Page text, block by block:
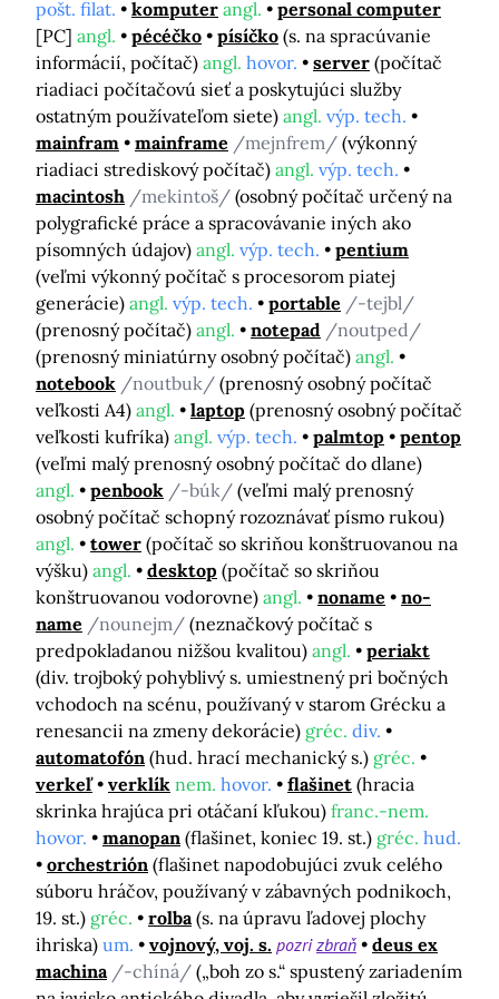
pošt. filat.
komputer angl.
personal computer
[PC] angl. pécéčko písíčko (s. na spracúvanie
informácií, počítač) angl. hovor. server (počítač
riadiaci počítačovú sieť a poskytujúci služby
ostatným používateľom siete) angl. výp. tech.
mainfram
mainframe /mejnfrem/ (výkonný
riadiaci strediskový počítač) angl. výp. tech.
macintosh /mekintoš/ (osobný počítač určený na
polygrafické práce a spracovávanie iných ako
písomných údajov) angl. výp. tech.
pentium
(veľmi výkonný počítač s procesorom piatej
generácie) angl. výp. tech. portable /-tejbl/
(prenosný počítač) angl. notepad /noutped/
(prenosný miniatúrny osobný počítač) angl.
notebook /noutbuk/ (prenosný osobný počítač
veľkosti A4) angl. laptop (prenosný osobný počítač
veľkosti kufríka) angl. výp. tech. palmtop
pentop
(veľmi malý prenosný osobný počítač do dlane)
angl.
penbook /-búk/ (veľmi malý prenosný
osobný počítač schopný rozoznávať písmo rukou)
angl.
tower (počítač so skriňou konštruovanou na
výšku) angl. desktop (počítač so skriňou
konštruovanou vodorovne) angl. noname
no-
name /nounejm/ (neznačkový počítač s
predpokladanou nižšou kvalitou) angl.
periakt
(div. trojboký pohyblivý s. umiestnený pri bočných
vchodoch na scénu, používaný v starom Grécku a
renesancii na zmeny dekorácie) gréc. div.
automatofón (hud. hrací mechanický s.) gréc.
verkeľ
verklík nem. hovor. flašinet (hracia
skrinka hrajúca pri otáčaní kľukou) franc.-nem.
hovor.
manopan (flašinet, koniec 19. st.) gréc. hud.
orchestrión (flašinet napodobujúci zvuk celého
súboru hráčov, používaný v zábavných podnikoch,
19. st.) gréc. rolba (s. na úpravu ľadovej plochy
ihriska) um. vojnový, voj. s. pozrizbraň
deus ex
machina /-chíná/ („boh zo s.“ spustený zariadením